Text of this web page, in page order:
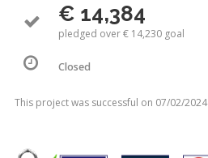
€ 14,384
pledged over € 14,230 goal
Closed
This project was successful on 07/02/2024